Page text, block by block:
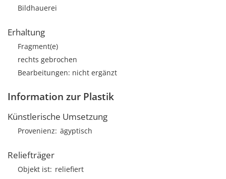
Bildhauerei
Erhaltung
Fragment(e)
rechts gebrochen
Bearbeitungen: nicht ergänzt
Information zur Plastik
Künstlerische Umsetzung
Provenienz ägyptisch
Reliefträger
Objekt ist reliefiert